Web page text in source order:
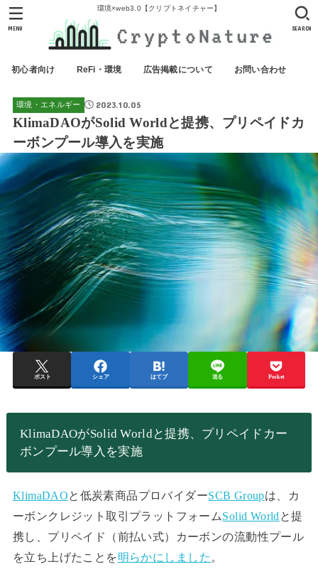
環境×web3.0【クリプトネイチャー】
初心者向け ReFi・環境 広告掲載について お問い合わせ
SEARCH
MENU
環境・エネルギー 2023.10.05
KlimaDAOがSolid Worldと提携、プリペイドカ
ーボンプール導入を実施
ポスト シェア はてブ 送る Pocket
KlimaDAOがSolid Worldと提携、プリペイドカー
ボンプール導入を実施
KlimaDAOと低炭素商品プロバイダーSCB Groupは、カ
ーボンクレジット取引プラットフォームSolid World と提
携し、プリペイド（前払い式）カーボンの流動性プール
を立ち上げたことを明らかにしました 。